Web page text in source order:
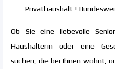
Privathaushalt +
Ob Sie eine liebevolle
Haushälterin oder eine
suchen, die bei Ihnen wohnt,